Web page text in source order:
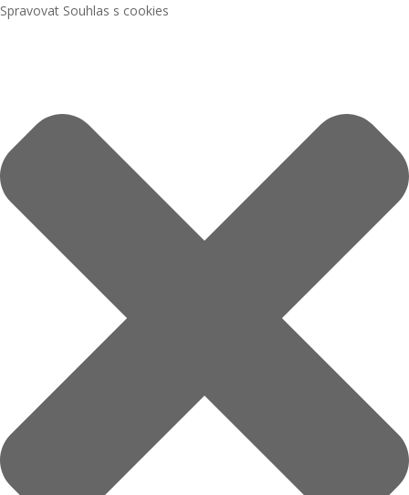
Spravovat Souhlas s cookies